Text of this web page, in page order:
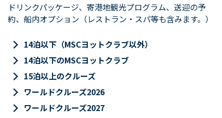
ドリンクパッケージ、寄港地観光プログラム、送迎の予
約、船内オプション（レストラン・スパ等も含みます。）
keyboard_arrow_right 14泊以下（MSCヨットクラブ以外）
keyboard_arrow_right 14泊以下のMSCヨットクラブ
keyboard_arrow_right 15泊以上のクルーズ
keyboard_arrow_right ワールドクルーズ2026
keyboard_arrow_right ワールドクルーズ2027